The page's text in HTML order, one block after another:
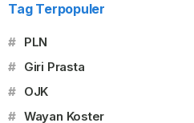
Tag Terpopuler
# PLN
# Giri Prasta
# OJK
# Wayan Koster